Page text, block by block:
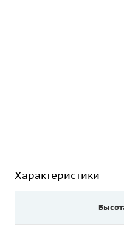
Характеристики